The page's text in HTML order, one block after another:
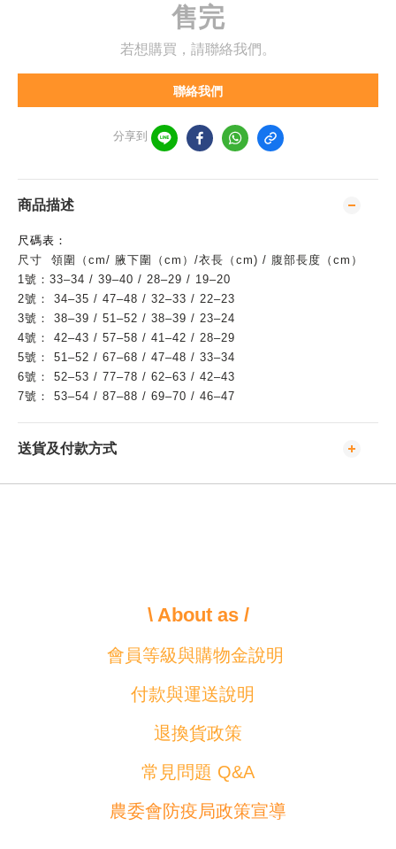
售完
若想購買，請聯絡我們。
聯絡我們
分享到
商品描述
尺碼表：
尺寸 領圍（cm/ 腋下圍（cm）/衣長（cm) / 腹部長度（cm）
1號：33–34 / 39–40 / 28–29 / 19–20
2號： 34–35 / 47–48 / 32–33 / 22–23
3號： 38–39 / 51–52 / 38–39 / 23–24
4號： 42–43 / 57–58 / 41–42 / 28–29
5號： 51–52 / 67–68 / 47–48 / 33–34
6號： 52–53 / 77–78 / 62–63 / 42–43
7號： 53–54 / 87–88 / 69–70 / 46–47
送貨及付款方式
\ About as /
會員等級與購物金說明
付款與運送說明
退換貨政策
常見問題 Q&A
農委會防疫局政策宣導